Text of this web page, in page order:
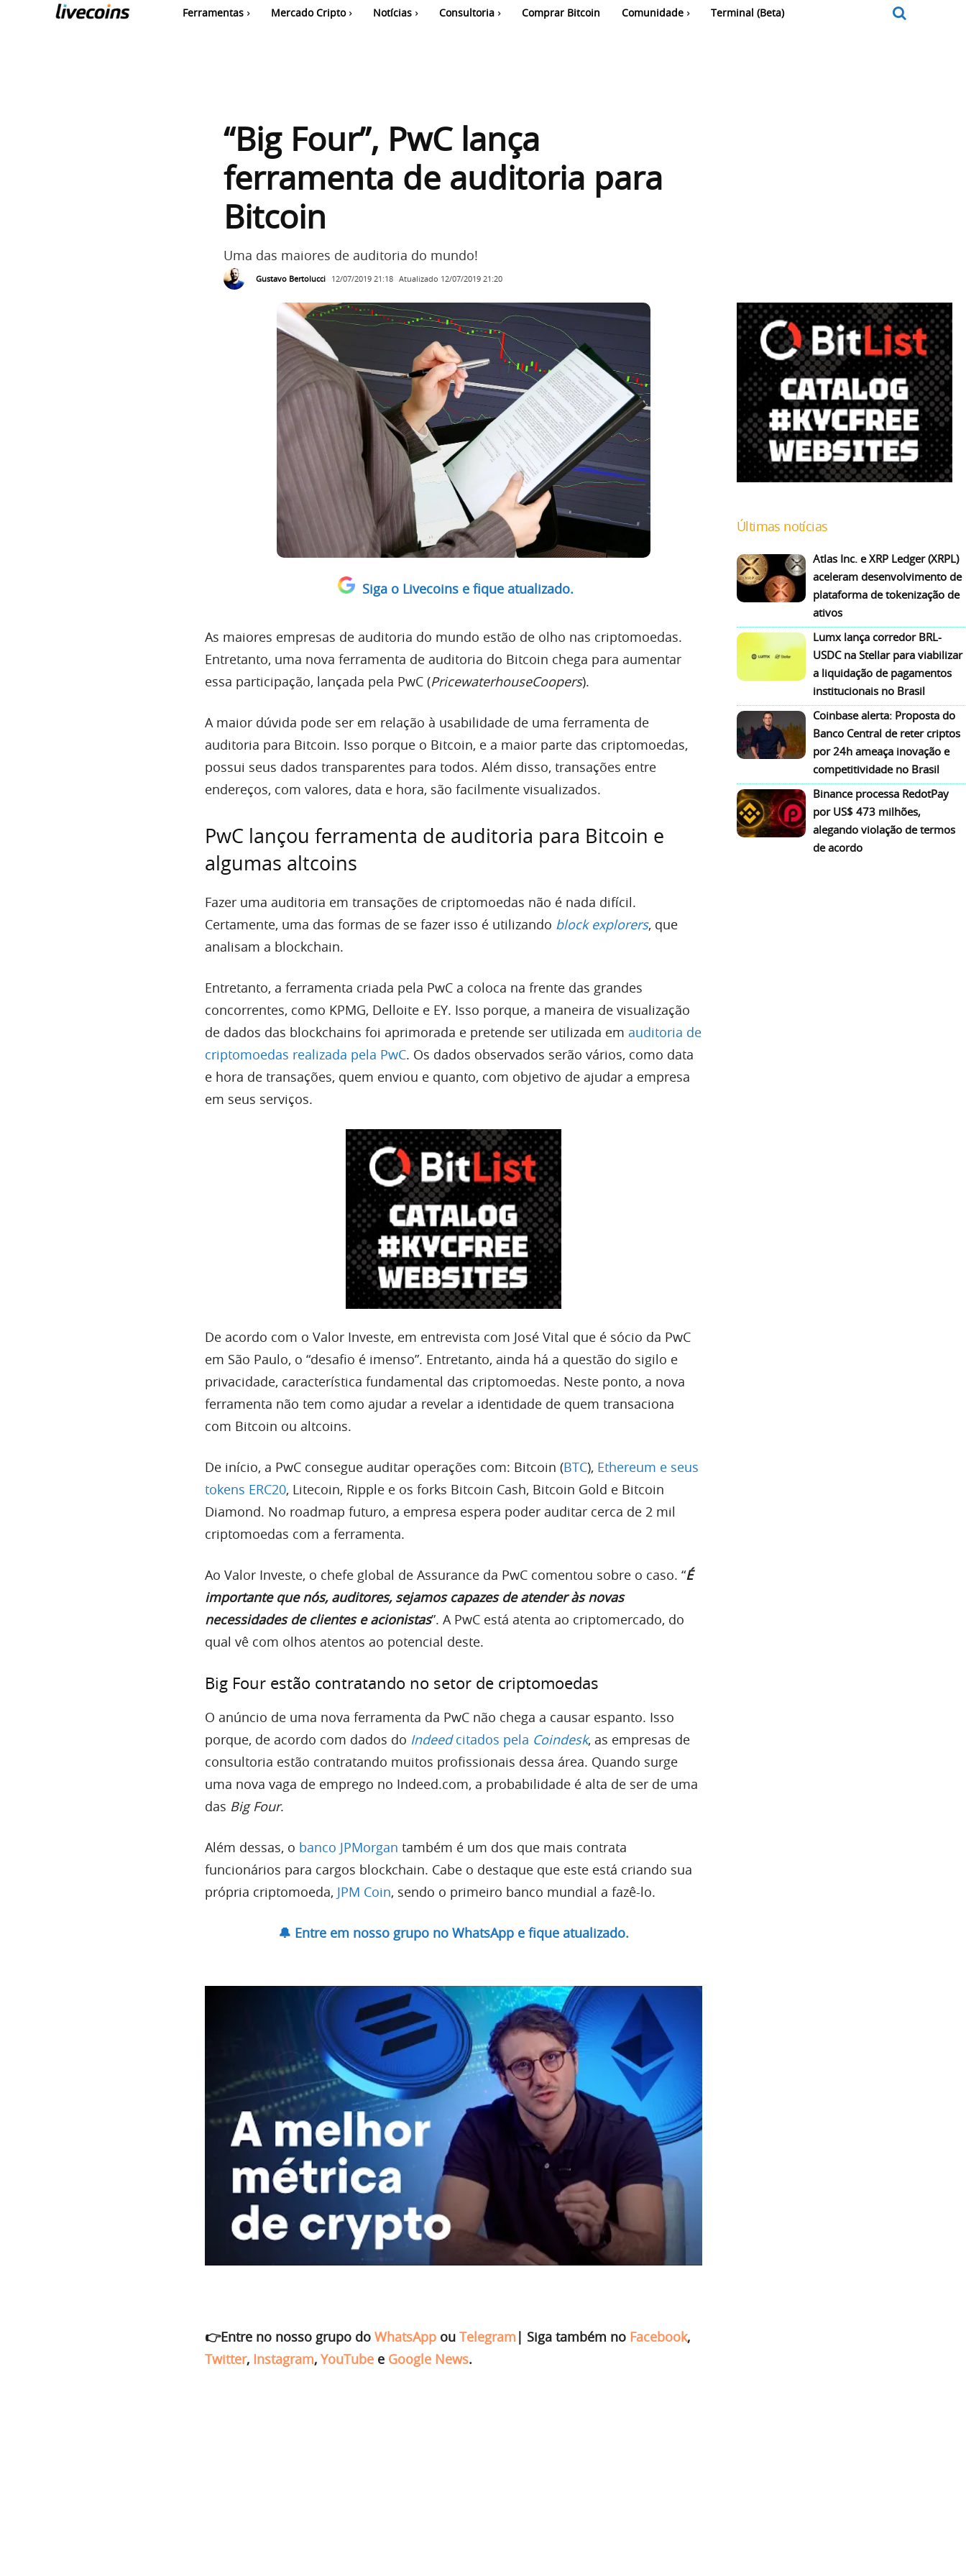
Ferramentas Mercado Cripto Notícias Consultoria Comprar Bitcoin Comunidade Terminal (Beta)
“Big Four”, PwC lança
ferramenta de auditoria para
Bitcoin
Uma das maiores de auditoria do mundo!
Gustavo Bertolucci 12/07/2019 21:18 Atualizado 12/07/2019 21:20
Siga o Livecoins e fique atualizado.
As maiores empresas de auditoria do mundo estão de olho nas criptomoedas.
Entretanto, uma nova ferramenta de auditoria do Bitcoin chega para aumentar
essa participação, lançada pela PwC (PricewaterhouseCoopers).
A maior dúvida pode ser em relação à usabilidade de uma ferramenta de
auditoria para Bitcoin. Isso porque o Bitcoin, e a maior parte das criptomoedas,
possui seus dados transparentes para todos. Além disso, transações entre
endereços, com valores, data e hora, são facilmente visualizados.
PwC lançou ferramenta de auditoria para Bitcoin e
algumas altcoins
Fazer uma auditoria em transações de criptomoedas não é nada difícil.
Certamente, uma das formas de se fazer isso é utilizando block explorers, que
analisam a blockchain.
Entretanto, a ferramenta criada pela PwC a coloca na frente das grandes
concorrentes, como KPMG, Delloite e EY. Isso porque, a maneira de visualização
de dados das blockchains foi aprimorada e pretende ser utilizada em auditoria de
criptomoedas realizada pela PwC. Os dados observados serão vários, como data
e hora de transações, quem enviou e quanto, com objetivo de ajudar a empresa
em seus serviços.
De acordo com o Valor Investe, em entrevista com José Vital que é sócio da PwC
em São Paulo, o “desafio é imenso”. Entretanto, ainda há a questão do sigilo e
privacidade, característica fundamental das criptomoedas. Neste ponto, a nova
ferramenta não tem como ajudar a revelar a identidade de quem transaciona
com Bitcoin ou altcoins.
De início, a PwC consegue auditar operações com: Bitcoin (BTC), Ethereum e seus
tokens ERC20, Litecoin, Ripple e os forks Bitcoin Cash, Bitcoin Gold e Bitcoin
Diamond. No roadmap futuro, a empresa espera poder auditar cerca de 2 mil
criptomoedas com a ferramenta.
Ao Valor Investe, o chefe global de Assurance da PwC comentou sobre o caso. “É
importante que nós, auditores, sejamos capazes de atender às novas
necessidades de clientes e acionistas”. A PwC está atenta ao criptomercado, do
qual vê com olhos atentos ao potencial deste.
Big Four estão contratando no setor de criptomoedas
O anúncio de uma nova ferramenta da PwC não chega a causar espanto. Isso
porque, de acordo com dados do Indeedcitados pela Coindesk, as empresas de
consultoria estão contratando muitos profissionais dessa área. Quando surge
uma nova vaga de emprego no Indeed.com, a probabilidade é alta de ser de uma
das Big Four.
Além dessas, o banco JPMorgan também é um dos que mais contrata
funcionários para cargos blockchain. Cabe o destaque que este está criando sua
própria criptomoeda, JPM Coin, sendo o primeiro banco mundial a fazê-lo.
🔔 Entre em nosso grupo no WhatsApp e fique atualizado.
👉Entre no nosso grupo do WhatsApp ou Telegram | Siga também no Facebook,
Twitter, Instagram, YouTube e Google News.
Últimas notícias
Atlas Inc. e XRP Ledger (XRPL)
aceleram desenvolvimento de
plataforma de tokenização de
ativos
Lumx lança corredor BRL-
USDC na Stellar para viabilizar
a liquidação de pagamentos
institucionais no Brasil
Coinbase alerta: Proposta do
Banco Central de reter criptos
por 24h ameaça inovação e
competitividade no Brasil
Binance processa RedotPay
por US$ 473 milhões,
alegando violação de termos
de acordo